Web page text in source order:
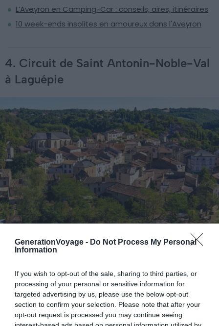
GenerationVoyage - Do Not Process My Personal
Information
If you wish to opt-out of the sale, sharing to third parties, or
processing of your personal or sensitive information for
targeted advertising by us, please use the below opt-out
section to confirm your selection. Please note that after your
opt-out request is processed you may continue seeing
L’Aveyron en Camping-Car : conseils, aires, itinéraires
10 week-ends insolites en amoureux dans l'Aveyron
4. Circuit de Saint Antonin-Noble-Val
à Laguépie
Laguépie, étape finale du circuit
Départ :Saint-Antonin-Noble-Val
Durée :2h
Niveau :facile
Dénivelé :104 m (positif), 53 m (négatif)